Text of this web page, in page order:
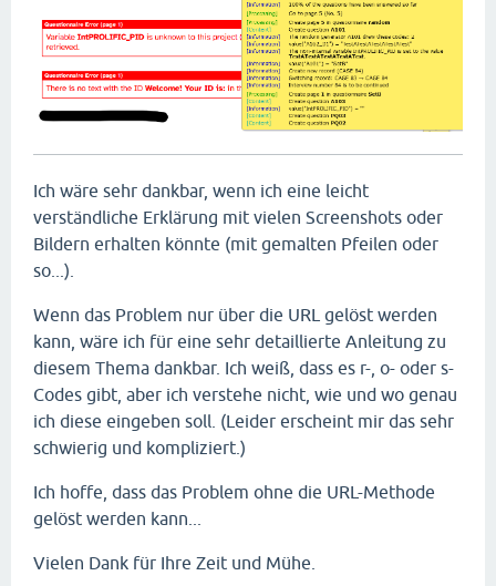
Ich wäre sehr dankbar, wenn ich eine leicht
verständliche Erklärung mit vielen Screenshots oder
Bildern erhalten könnte (mit gemalten Pfeilen oder
so...).
Wenn das Problem nur über die URL gelöst werden
kann, wäre ich für eine sehr detaillierte Anleitung zu
diesem Thema dankbar. Ich weiß, dass es r-, o- oder s-
Codes gibt, aber ich verstehe nicht, wie und wo genau
ich diese eingeben soll. (Leider erscheint mir das sehr
schwierig und kompliziert.)
Ich hoffe, dass das Problem ohne die URL-Methode
gelöst werden kann...
Vielen Dank für Ihre Zeit und Mühe.